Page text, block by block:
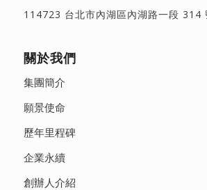
114723 台北市內湖區內湖路一段 314
關於我們
集團簡介
願景使命
歷年里程碑
企業永續
創辦人介紹